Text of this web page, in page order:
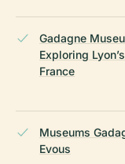
Gadagne
Exploring
France
Museums
Evous